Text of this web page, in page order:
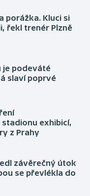
porážka. Kluci si
řekl trenér Plzně
je podeváté
slaví poprvé
exhibicí,
z Prahy
závěrečný útok
se převlékla do